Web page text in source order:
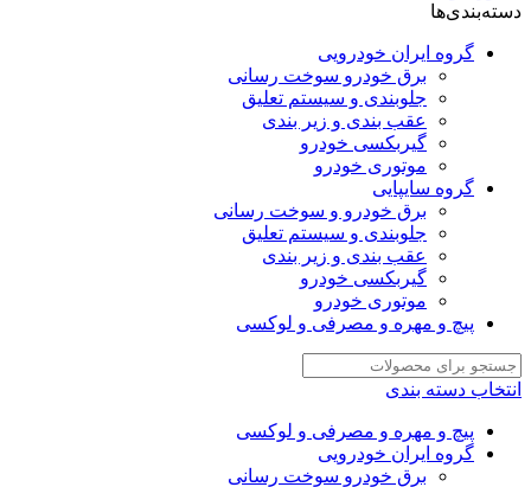
دسته‌بندی‌ها
گروه ایران خودرویی
برق خودرو سوخت رسانی
جلوبندی و سیستم تعلیق
عقب بندی و زیر بندی
گیربکسی خودرو
موتوری خودرو
گروه سایپایی
برق خودرو و سوخت رسانی
جلوبندی و سیستم تعلیق
عقب بندی و زیر بندی
گیربکسی خودرو
موتوری خودرو
پیچ و مهره و مصرفی و لوکسی
انتخاب دسته بندی
پیچ و مهره و مصرفی و لوکسی
گروه ایران خودرویی
برق خودرو سوخت رسانی